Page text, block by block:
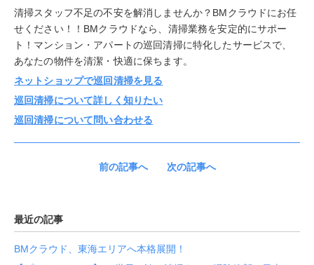
清掃スタッフ不足の不安を解消しませんか？BMクラウドにお任
せください！！BMクラウドなら、清掃業務を安定的にサポー
ト！マンション・アパートの巡回清掃に特化したサービスで、
あなたの物件を清潔・快適に保ちます。
ネットショップで巡回清掃を見る
巡回清掃について詳しく知りたい
巡回清掃について問い合わせる
前の記事へ 次の記事へ
最近の記事
BMクラウド、東海エリアへ本格展開！